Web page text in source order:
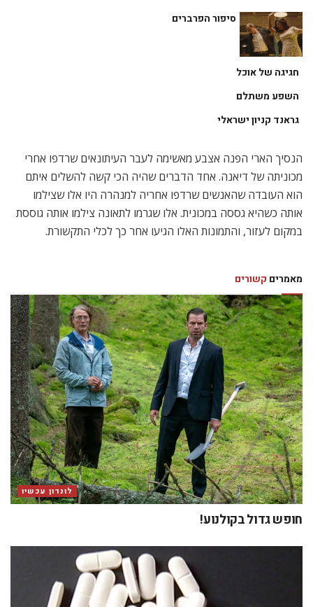
סיפור הפרברים
חגיגה של אוכל
השפע משתלם
גראנד קניון ישראלי
הנסיך הארי הפנה אצבע מאשימה לעבר העיתונאים שרדפו אחרי
מכוניתה של דיאנה. אחד הדברים שהיה הכי קשה להשלים איתם
הוא העובדה שהאנשים שרדפו אחריה למנהרה היו אלו שצילמו
אותה כשהיא גססה במכונית. אלו שגרמו לתאונה צילמו אותה גוססת
במקום לעזור, והתמונות האלו הגיעו אחר כך לכלי התקשורת.
מאמרים קשורים
לונדון עכשיו
חופש גדול בקולנוע!